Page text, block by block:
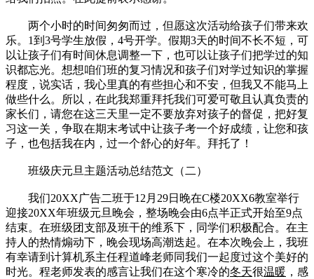
两个小时的时间匆匆而过，但愿这次活动给孩子们带来欢
乐。1到3号学生放假，4号开学。假期3天的时间不长不短，可
以让孩子们有时间休息调整一下，也可以让孩子们把学过的知
识都忘光。想想咱们班的复习情况和孩子们对学过知识的掌握
程度，说实话，我心里真的有些担心和不安，但我又不能马上
做些什么。所以，在此我郑重拜托我们可爱可敬且认真负责的
家长们，请您在这三天里一定不要放弃对孩子的督促，把好复
习这一关，争取在期末考试中让孩子考一个好成绩，让您和孩
子，也包括我在内，过一个舒心的好年。拜托了！
班级庆元旦主题活动总结范文（二）
我们20XX广告二班于12月29日晚在C楼20XX6教室举行
迎接20XX年班级元旦晚会，整场晚会由6点半正式开始至9点
结束。在班级团支部及班干的维系下，同学们积极配合。在主
持人的热情煽动下，晚会现场高潮迭起。在本次晚会上，我班
有幸请到计算机系主任程道峰老师同我们一起度过这个美好的
时光。程老师发表的感言让我们在这个寒冷的冬天很温暖 ，感